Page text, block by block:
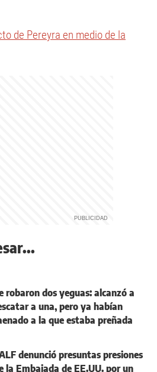
de Pereyra en medio de la
robaron dos yeguas: alcanzó a
a una, pero ya habían
a la que estaba preñada
denunció presuntas presiones
la Embajada de EE.UU. por un